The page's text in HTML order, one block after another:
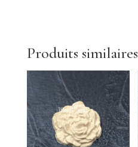
Produits similaires